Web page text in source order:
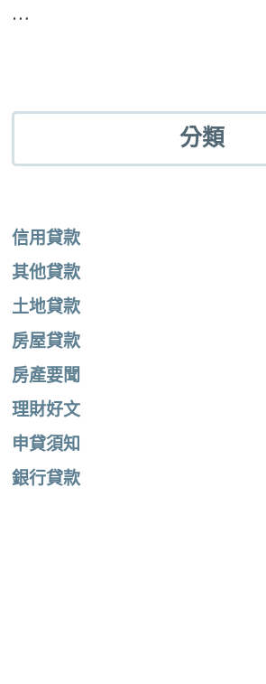
…
分類
信用貸款
其他貸款
土地貸款
房屋貸款
房產要聞
理財好文
申貸須知
銀行貸款